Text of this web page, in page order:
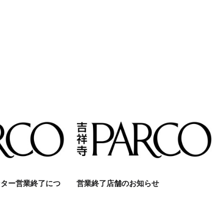
ー営業終了につ 営業終了店舗のお知らせ